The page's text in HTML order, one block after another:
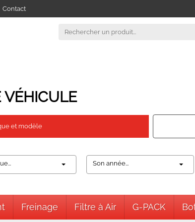
Contact
VÉHICULE
et modèle
Son année...
Freinage Filtre à Air G-PACK